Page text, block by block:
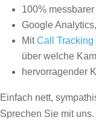
100%
Google
MitCall Tracking
über welche
hervorragender
Einfach nett,
Sprechen Sie mit uns.